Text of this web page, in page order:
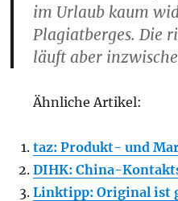
im Urlaub kaum
Plagiatberges. Die
läuft aber
Ähnliche Artikel:
taz: Produkt- und
DIHK: China-
Linktipp: Original ist